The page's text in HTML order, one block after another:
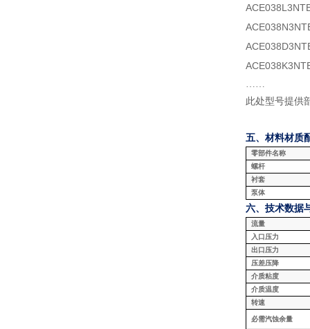
……
此处型号提供
五、材料材质
零部件名称
螺杆
衬套
泵体
六、技术数据
流量
入口压力
出口压力
压差压降
介质粘度
介质温度
转速
必需汽蚀余量